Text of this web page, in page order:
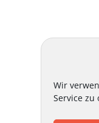
Wir
Service zu